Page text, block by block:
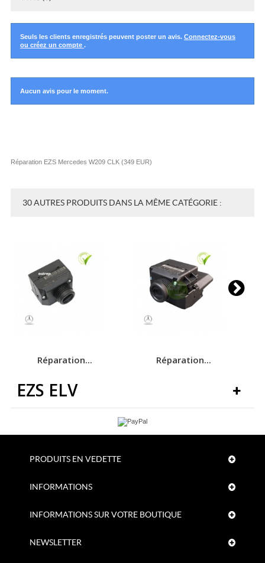
Seuls les clients enregistrés peuvent poster un avis. Connectez-vous
ou créez un compte .
Aucun avis pour le moment.
Réparation EZS Mercedes W209 CLK (349 EUR)
30 AUTRES PRODUITS DANS LA MÊME CATÉGORIE :
Réparation... Réparation...
EZS ELV
PRODUITS EN VEDETTE
INFORMATIONS
INFORMATIONS SUR VOTRE BOUTIQUE
NEWSLETTER